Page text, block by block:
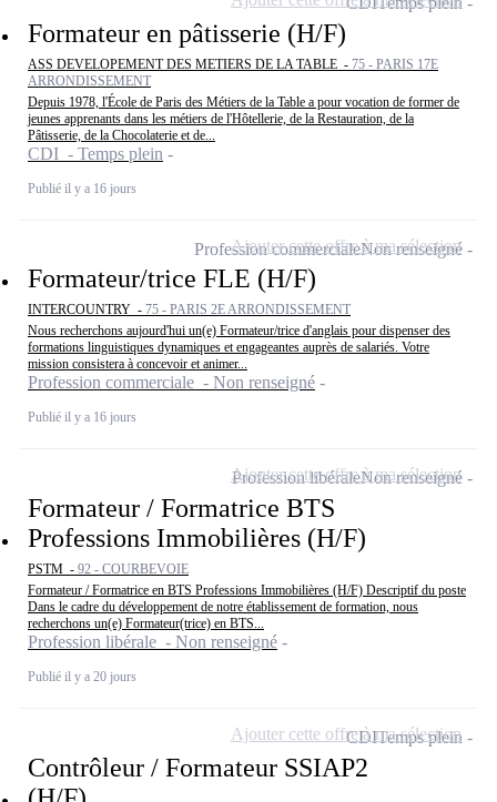
Formateur en pâtisserie (H/F)
ASS DEVELOPEMENT DES METIERS DE LA TABLE - 75 - PARIS 17E
ARRONDISSEMENT
Depuis 1978, l'École de Paris des Métiers de la Table a pour vocation de former de
jeunes apprenants dans les métiers de l'Hôtellerie, de la Restauration, de la
Pâtisserie, de la Chocolaterie et de...
CDI - Temps plein
Publié il y a 16 jours
Formateur/trice FLE (H/F)
INTERCOUNTRY - 75 - PARIS 2E ARRONDISSEMENT
Nous recherchons aujourd'hui un(e) Formateur/trice d'anglais pour dispenser des
formations linguistiques dynamiques et engageantes auprès de salariés. Votre
mission consistera à concevoir et animer...
Profession commerciale - Non renseigné
Publié il y a 16 jours
Profession commercialeNon renseigné
Ajouter cette offre à ma sélection
Formateur / Formatrice BTS
Professions Immobilières (H/F)
PSTM - 92 - COURBEVOIE
Formateur / Formatrice en BTS Professions Immobilières (H/F) Descriptif du poste
Dans le cadre du développement de notre établissement de formation, nous
recherchons un(e) Formateur(trice) en BTS...
Profession libérale - Non renseigné
Publié il y a 20 jours
Profession libéraleNon renseigné
Ajouter cette offre à ma sélection
Contrôleur / Formateur SSIAP2
CDITemps plein
Ajouter cette offre à ma sélection